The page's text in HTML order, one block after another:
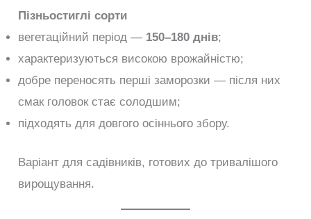
Пізньостиглі сорти
вегетаційний період — 150–180 днів;
характеризуються високою врожайністю;
добре переносять перші заморозки — після них
смак головок стає солодшим;
підходять для довгого осіннього збору.
Варіант для садівників, готових до тривалішого
вирощування.